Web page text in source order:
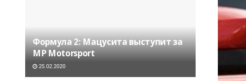
Формула 2: Мацусита выступит за
MP Motorsport
25.02.2020